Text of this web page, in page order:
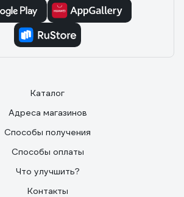
Каталог
Адреса магазинов
Способы получения
Способы оплаты
Что улучшить?
Контакты